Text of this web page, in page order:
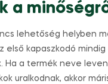
a
lehetőség helyben
első kapaszkodó
Ha a termék neve
uralkodnak, akkor